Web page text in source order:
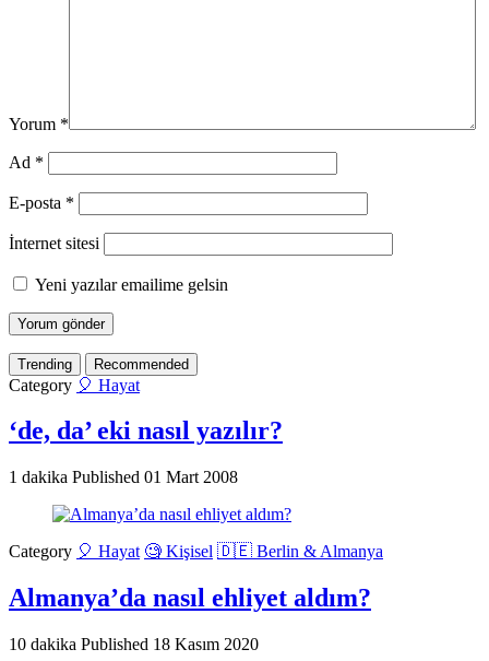
Yorum *
Ad *
E-posta *
İnternet sitesi
Yeni yazılar emailime gelsin
Trending Recommended
Category 🎈 Hayat
‘de, da’ eki nasıl yazılır?
1 dakika Published 01 Mart 2008
Category 🎈 Hayat 🧐 Kişisel 🇩🇪 Berlin & Almanya
Almanya’da nasıl ehliyet aldım?
10 dakika Published 18 Kasım 2020